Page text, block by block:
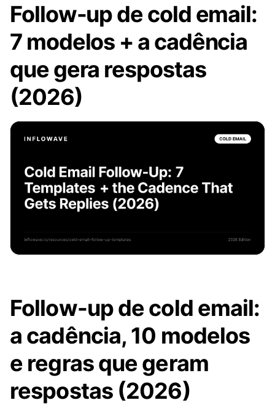
Follow-up de cold email:
7 modelos + a cadência
que gera respostas
(2026)
Follow-up de cold email:
a cadência, 10 modelos
e regras que geram
respostas (2026)